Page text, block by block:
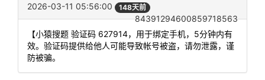
2026-03-11 05:56:00 148天前
84391294600859718563
【小猿搜题 验证码 627914，用于绑定手机，5分钟内有
效。验证码提供给他人可能导致帐号被盗，请勿泄露，谨
防被骗。